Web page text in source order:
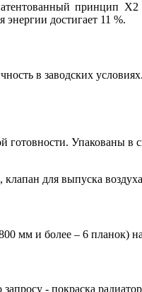
принцип
энергии достигает 11 %.
в заводских
готовности. Упакованы
для выпуска
мм и более – 6 планок)
- покраска